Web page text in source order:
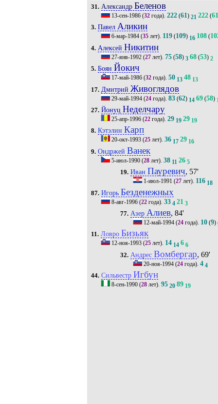
31. Александр Беленов
13-сен-1986(32года). 222(61) 21 222(61
3. Павел Аликин
6-мар-1984(35лет). 119(109) 16 108(
4. Алексей Никитин
27-янв-1992(27лет). 75(58) 3 68(53) 2
5. Боян Йокич
17-май-1986(32года). 50 13 48 13
17. Дмитрий Живоглядов
29-май-1994(24года). 83(62) 14 69(58)
27. Йонуц Неделчару
25-апр-1996(22года). 29 19 29 19
8. Кэтэлин Карп
20-окт-1993(25лет). 36 17 29 16
9. Ондржей Ванек
5-июл-1990(28лет). 38 11 26 5
19. Иван Пауревич, 57'
1-июл-1991 (27 лет). 116 18
87. Игорь Безденежных
8-авг-1996(22года). 33 4 21 3
77. Азер Алиев, 84'
12-май-1994 (24 года). 10 (9)
11. Ловро Бизьяк
12-ноя-1993(25лет). 14 14 6 6
32. Андрес Вомбергар, 69'
20-ноя-1994 (24 года).4 4
44. Сильвестр Игбун
8-сен-1990(28лет). 95 20 89 19